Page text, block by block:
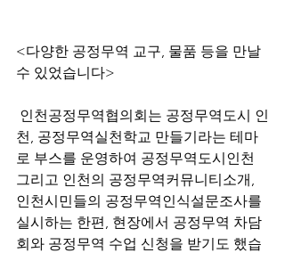
<다양한 공정무역 교구, 물품 등을 만날
수 있었습니다>
천, 공정무역실천학교 만들기라는 테마
로 부스를 운영하여 공정무역도시인천
그리고 인천의 공정무역커뮤니티소개,
인천시민들의 공정무역인식설문조사를
실시하는 한편, 현장에서 공정무역 차담
회와 공정무역 수업 신청을 받기도 했습